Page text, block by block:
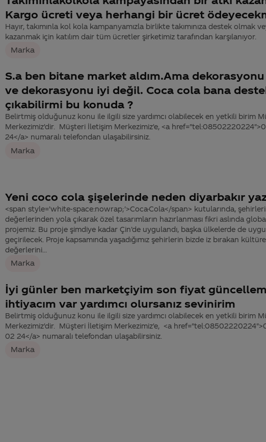
Kargo ücreti veya herhangi bir ücret
Hayır, takımınla kol kola kampanyamızla birlikte takımınıza destek olmak
kazanmak için katılım dair tüm ücretler şirketimiz tarafından karşılanıyor.
Marka
S.a ben bitane market aldım.Ama dekorasyonu
ve dekorasyonu iyi değil. Coca cola bana
çıkabilirmi bu konuda ?
Belirtmiş olduğunuz konu ile ilgili size yardımcı olabilecek en yetkili birim
Merkezimiz'dir. Müşteri İletişim Merkezimiz'e, <a
24</a> numaralı telefondan ulaşabilirsiniz.
Marka
Yeni coco cola şişelerinde neden diyarbakır
<span style='white-space:nowrap;'>Coca-Cola</span> kutularında,
değerlerinden yola çıkarak özel tasarımların hazırlanması fikri aslında
projemiz. Bu proje şimdiye kadar Çin’de uygulandı, başka ülkelerde de
geçirilecek. Proje kapsamında yaşadığımız şehirlerin bizde iz bırakan kültürel
değerlerini...
Marka
İyi günler ben marketçiyim son fiyat
ihtiyacım var yardımcı olursanız sevinirim
Belirtmiş olduğunuz konu ile ilgili size yardımcı olabilecek en yetkili birim
Merkezimiz'dir. Müşteri İletişim Merkezimiz'e, <a
02 24</a> numaralı telefondan ulaşabilirsiniz.
Marka